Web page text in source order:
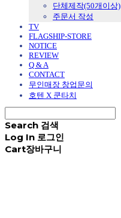
단체제작(50개이상)
주문서 작성
TV
FLAGSHIP-STORE
NOTICE
REVIEW
Q & A
CONTACT
무인매장 창업문의
호텐 X 쿤타치
Search 검색
Log In 로그인
Cart장바구니